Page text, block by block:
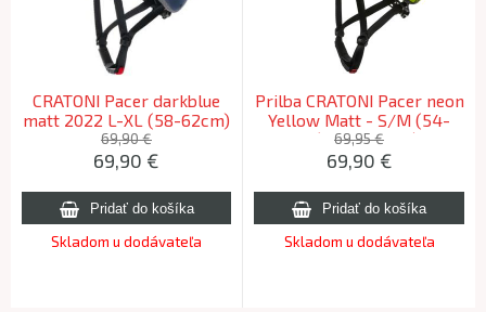
CRATONI Pacer darkblue
matt 2022 L-XL (58-62cm)
69,90 €
69,90 €
Skladom u dodávateľa
Prilba CRATONI Pacer neon
Yellow Matt - S/M (54-
58cm) 2023 S/M (54-
58cm)
69,95 €
69,90 €
Skladom u dodávateľa